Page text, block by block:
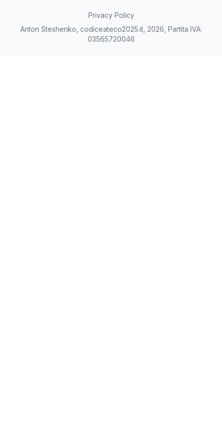
Privacy Policy
Anton Steshenko, codiceateco2025.it, 2026, Partita IVA:
03565720046